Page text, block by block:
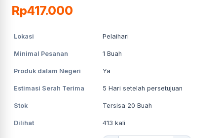
Rp417.000
Lokasi Pelaihari
Minimal Pesanan 1 Buah
Produk dalam Negeri Ya
Estimasi Serah Terima 5 Hari setelah persetujuan
Stok Tersisa 20 Buah
Dilihat 413 kali